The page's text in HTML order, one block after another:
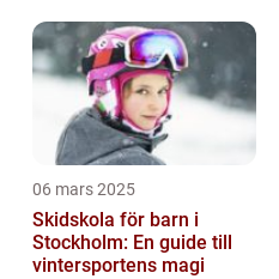
06 mars 2025
Skidskola för barn i
Stockholm: En guide till
vintersportens magi